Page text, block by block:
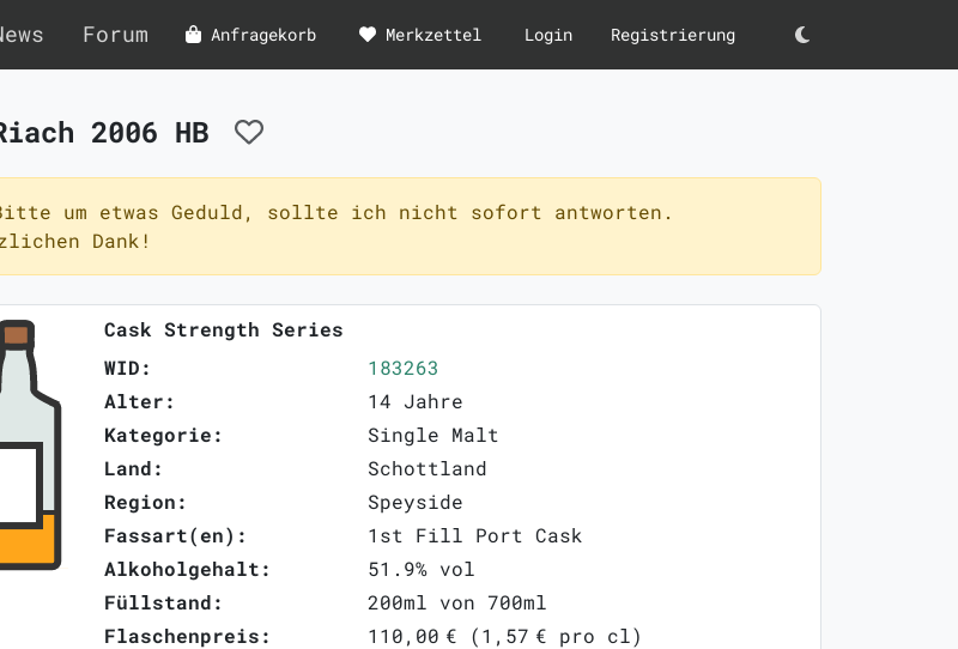
Forum Anfragekorb Merkzettel Login Registrierung Darkmode
2006 HB
um etwas Geduld, sollte ich nicht sofort antworten.
Dank!
Cask Strength Series
WID:
183263
Alter:
14 Jahre
Kategorie:
Single Malt
Land:
Schottland
Region:
Speyside
Fassart(en):
1st Fill Port Cask
Alkoholgehalt:
51.9% vol
Füllstand:
200ml von 700ml
Flaschenpreis:
110,00 € (1,57 € pro cl)